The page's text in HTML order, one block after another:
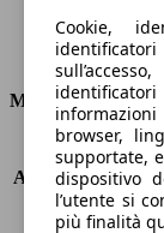
Consumi
Motore e
KW (PS)
Accelerazione (0-
Velocità
Cookie,
browser,
supportate,
dispositivo
l’utente si
più finalità